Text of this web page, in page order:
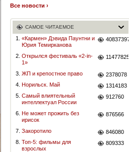
Все новости ›
САМОЕ ЧИТАЕМОЕ
1.
«Кармен» Дэвида Паунтни и
Юрия Темирканова
40837397
2. Открылся фестиваль «2-in-
1»
11477825
3. ЖП и крепостное право
2378078
4. Норильск. Май
1314183
5. Самый влиятельный
интеллектуал России
912760
6. Не может прожить без
ирисок
876566
7. Закоротило
846080
8. Топ-5: фильмы для
взрослых
809333